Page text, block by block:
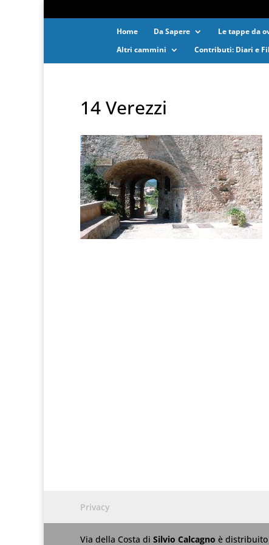
Home Da Sapere Le tappe da
Altri cammini
Contributi: Diari e
14 Verezzi
Privacy
Via della Costa di Silvio Calcagno è distribuito